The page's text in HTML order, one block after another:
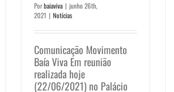
Porbaiaviva | junho 26th,
2021 | Notícias
Comunicação Movimento
Baía Viva Em reunião
realizada hoje
(22/06/2021) no Palácio